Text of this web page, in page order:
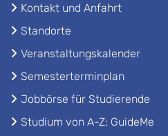
Kontakt und Anfahrt
Standorte
Veranstaltungskalender
Semesterterminplan
Jobbörse für Studierende
Studium von A-Z: GuideMe